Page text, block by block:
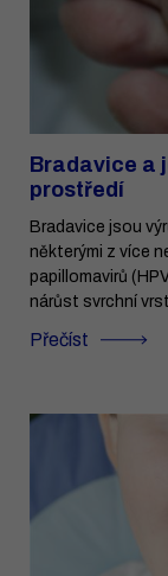
Bradavice a
prostředí
Bradavice jsou
některými z více
papillomavirů
nárůst svrchní
Přečíst